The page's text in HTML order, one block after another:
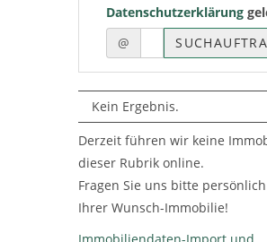
Datenschutzerklärung
@
Kein Ergebnis.
Derzeit führen wir keine
dieser Rubrik online.
Fragen Sie uns bitte
Ihrer Wunsch-Immobilie!
Immobiliendaten-Import und